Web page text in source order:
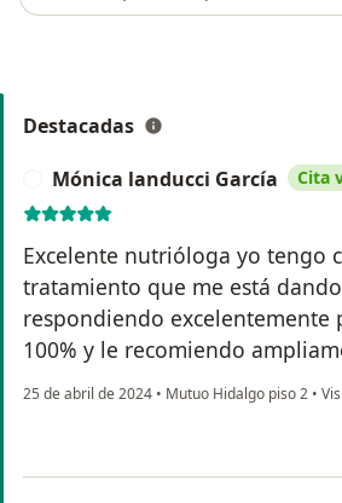
Destacadas
Mónica landucci García Cita
Excelente nutrióloga yo tengo
tratamiento que me está
respondiendo excelentemente
100% y le recomiendo
25 de abril de 2024 • Mutuo Hidalgo piso 2 •